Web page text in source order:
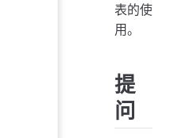
表的使
用。
提
问